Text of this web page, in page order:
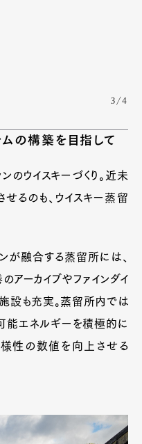
3/4
ムの構築を目指して
のウイスキーづくり。近未
るのも、ウイスキー蒸留
が融合する蒸留所には、
アーカイブやファインダイ
施設も充実。蒸留所内では
能エネルギーを積極的に
性の数値を向上させる